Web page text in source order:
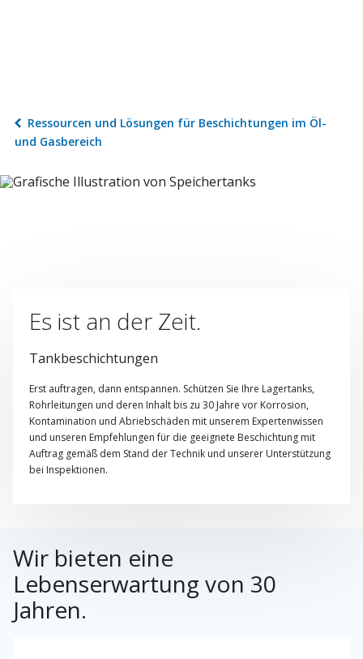
Ressourcen und Lösungen für Beschichtungen im Öl-
und Gasbereich
Es ist an der Zeit.
Tankbeschichtungen
Erst auftragen, dann entspannen. Schützen Sie Ihre Lagertanks,
Rohrleitungen und deren Inhalt bis zu 30 Jahre vor Korrosion,
Kontamination und Abriebschäden mit unserem Expertenwissen
und unseren Empfehlungen für die geeignete Beschichtung mit
Auftrag gemäß dem Stand der Technik und unserer Unterstützung
bei Inspektionen.
Schwimmdachtanks im Außenbereich bis hin zu Wassertanks und
Lagertanks für aggressive Chemikalien, schwefelhaltiges Rohöl,
Heißwasser, Salzwasser, Ethanol, Methanol und Benzin sowie
Biokraftstoff, Kraftstoffe aus erneuerbaren Quellen und deren
aggressive Ausgangsmaterialien.
Wir bieten eine
Lebenserwartung von 30
Jahren.